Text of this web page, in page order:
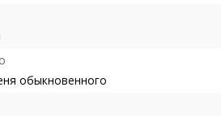
обыкновенного